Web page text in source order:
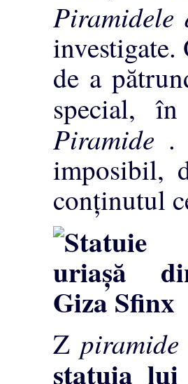
de a
special,
Piramide .
imposibil,
conţinutul
Z
statuia